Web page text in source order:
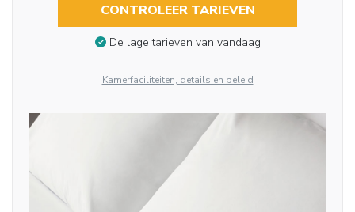
CONTROLEER TARIEVEN
De lage tarieven van vandaag
Kamerfaciliteiten, details en beleid